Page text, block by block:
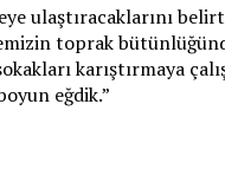
ulaştıracaklarını
toprak
karıştırmaya
eğdik.”